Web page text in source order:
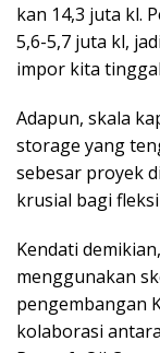
kan 14,3 juta kl.
5,6-5,7 juta kl,
impor kita
Adapun, skala
storage yang
sebesar proyek
krusial bagi
Kendati
menggunakan
pengembangan
kolaborasi